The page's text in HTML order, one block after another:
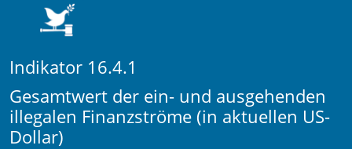
Indikator 16.4.1
Gesamtwert der ein- und ausgehenden
illegalen Finanzströme (in aktuellen US-
Dollar)